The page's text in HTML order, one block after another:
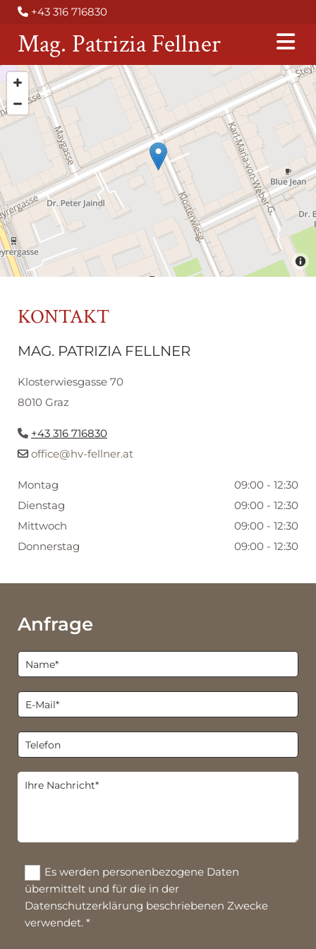
 +43 316 716830
Mag. Patrizia Fellner
KONTAKT
MAG. PATRIZIA FELLNER
Klosterwiesgasse 70
8010 Graz
 +43 316 716830
 office@hv-fellner.at
Montag
09:00 - 12:30
Dienstag
09:00 - 12:30
Mittwoch
09:00 - 12:30
Donnerstag
09:00 - 12:30
Anfrage
Es werden personenbezogene Daten
übermittelt und für die in der
Datenschutzerklärung beschriebenen Zwecke
verwendet. *